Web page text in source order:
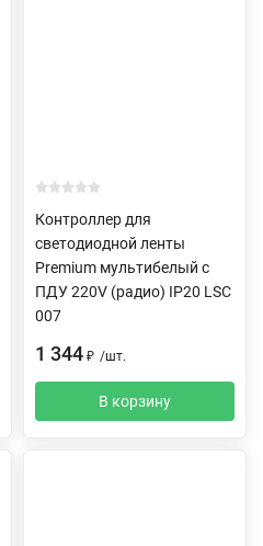
Контроллер для
светодиодной ленты
Premium мультибелый с
ПДУ 220V (радио) IP20 LSC
007
1 344 ₽ /шт.
В корзину